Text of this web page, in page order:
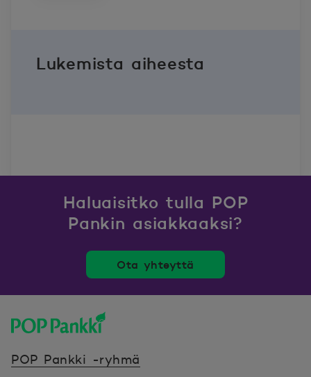
Lukemista aiheesta
Haluaisitko tulla POP
Pankin asiakkaaksi?
Ota yhteyttä
POP Pankki -ryhmä